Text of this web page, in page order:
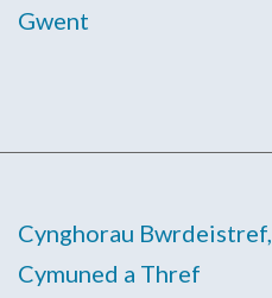
Gwent
Cynghorau Bwrdeistref,
Cymuned a Thref